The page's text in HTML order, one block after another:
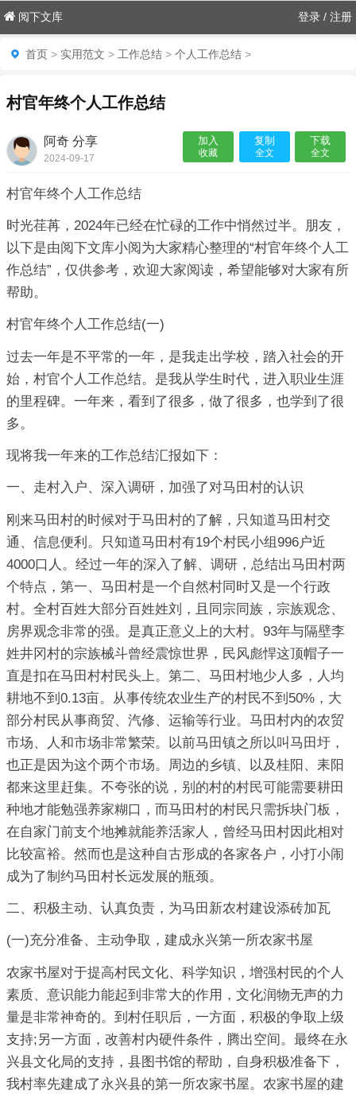
阅下文库 登录 / 注册
首页 > 实用范文 > 工作总结 > 个人工作总结 >
村官年终个人工作总结
阿奇 分享
2024-09-17
加入
收藏
复制
全文
下载
全文
村官年终个人工作总结
时光荏苒，2024年已经在忙碌的工作中悄然过半。朋友，
以下是由阅下文库小阅为大家精心整理的“村官年终个人工
作总结”，仅供参考，欢迎大家阅读，希望能够对大家有所
帮助。
村官年终个人工作总结(一)
过去一年是不平常的一年，是我走出学校，踏入社会的开
始，村官个人工作总结。是我从学生时代，进入职业生涯
的里程碑。一年来，看到了很多，做了很多，也学到了很
多。
现将我一年来的工作总结汇报如下：
一、走村入户、深入调研，加强了对马田村的认识
刚来马田村的时候对于马田村的了解，只知道马田村交
通、信息便利。只知道马田村有19个村民小组996户近
4000口人。经过一年的深入了解、调研，总结出马田村两
个特点，第一、马田村是一个自然村同时又是一个行政
村。全村百姓大部分百姓姓刘，且同宗同族，宗族观念、
房界观念非常的强。是真正意义上的大村。93年与隔壁李
姓井冈村的宗族械斗曾经震惊世界，民风彪悍这顶帽子一
直是扣在马田村村民头上。第二、马田村地少人多，人均
耕地不到0.13亩。从事传统农业生产的村民不到50%，大
部分村民从事商贸、汽修、运输等行业。马田村内的农贸
市场、人和市场非常繁荣。以前马田镇之所以叫马田圩，
也正是因为这个两个市场。周边的乡镇、以及桂阳、耒阳
都来这里赶集。不夸张的说，别的村的村民可能需要耕田
种地才能勉强养家糊口，而马田村的村民只需拆块门板，
在自家门前支个地摊就能养活家人，曾经马田村因此相对
比较富裕。然而也是这种自古形成的各家各户，小打小闹
成为了制约马田村长远发展的瓶颈。
二、积极主动、认真负责，为马田新农村建设添砖加瓦
(一)充分准备、主动争取，建成永兴第一所农家书屋
农家书屋对于提高村民文化、科学知识，增强村民的个人
素质、意识能力能起到非常大的作用，文化润物无声的力
量是非常神奇的。到村任职后，一方面，积极的争取上级
支持;另一方面，改善村内硬件条件，腾出空间。最终在永
兴县文化局的支持，县图书馆的帮助，自身积极准备下，
我村率先建成了永兴县的第一所农家书屋。农家书屋的建